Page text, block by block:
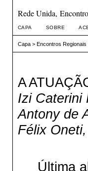
Rede Unida,
CAPA SOBRE
Capa> Encontros Regionais
A
Izi Caterini
Antony de
Félix
Última